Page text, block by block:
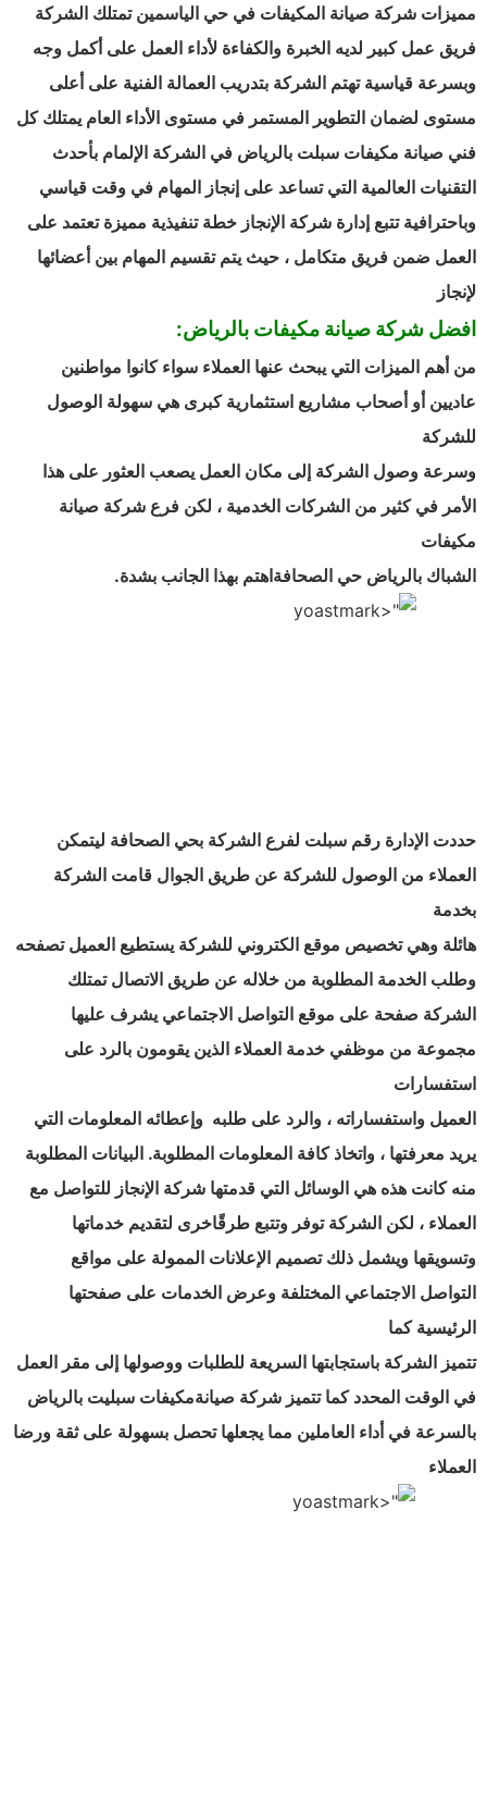
مميزات شركة صيانة المكيفات في حي الياسمين تمتلك الشركة
فريق عمل كبير لديه الخبرة والكفاءة لأداء العمل على أكمل وجه
وبسرعة قياسية تهتم الشركة بتدريب العمالة الفنية على أعلى
مستوى لضمان التطوير المستمر في مستوى الأداء العام يمتلك كل
فني صيانة مكيفات سبلت بالرياض في الشركة الإلمام بأحدث
التقنيات العالمية التي تساعد على إنجاز المهام في وقت قياسي
وباحترافية تتبع إدارة شركة الإنجاز خطة تنفيذية مميزة تعتمد على
العمل ضمن فريق متكامل ، حيث يتم تقسيم المهام بين أعضائها
لإنجاز
افضل شركة صيانة مكيفات بالرياض:
من أهم الميزات التي يبحث عنها العملاء سواء كانوا مواطنين
عاديين أو أصحاب مشاريع استثمارية كبرى هي سهولة الوصول
للشركة
وسرعة وصول الشركة إلى مكان العمل يصعب العثور على هذا
الأمر في كثير من الشركات الخدمية ، لكن فرع شركة صيانة
مكيفات
الشباك بالرياض حي الصحافةاهتم بهذا الجانب بشدة.
حددت الإدارة رقم سبلت لفرع الشركة بحي الصحافة ليتمكن
العملاء من الوصول للشركة عن طريق الجوال قامت الشركة
بخدمة
هائلة وهي تخصيص موقع الكتروني للشركة يستطيع العميل تصفحه
وطلب الخدمة المطلوبة من خلاله عن طريق الاتصال تمتلك
الشركة صفحة على موقع التواصل الاجتماعي يشرف عليها
مجموعة من موظفي خدمة العملاء الذين يقومون بالرد على
استفسارات
العميل واستفساراته ، والرد على طلبه وإعطائه المعلومات التي
يريد معرفتها ، واتخاذ كافة المعلومات المطلوبة. البيانات المطلوبة
منه كانت هذه هي الوسائل التي قدمتها شركة الإنجاز للتواصل مع
العملاء ، لكن الشركة توفر وتتبع طرقًاخرى لتقديم خدماتها
وتسويقها ويشمل ذلك تصميم الإعلانات الممولة على مواقع
التواصل الاجتماعي المختلفة وعرض الخدمات على صفحتها
الرئيسية كما
تتميز الشركة باستجابتها السريعة للطلبات ووصولها إلى مقر العمل
في الوقت المحدد كما تتميز شركة صيانةمكيفات سبليت بالرياض
بالسرعة في أداء العاملين مما يجعلها تحصل بسهولة على ثقة ورضا
العملاء